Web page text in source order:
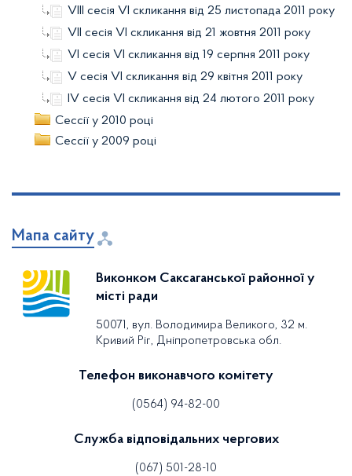
VІІI сесія VІ cкликання від 25 листопада 2011 року
VІІ сесія VІ cкликання від 21 жовтня 2011 року
VІ сесія VІ cкликання від 19 серпня 2011 року
V сесія VІ скликання від 29 квітня 2011 року
ІV сесія VІ скликання від 24 лютого 2011 року
Сессії у 2010 році
Сессії у 2009 році
Мапа сайту
Виконком Саксаганської районної у
місті ради
50071, вул. Володимира Великого, 32 м.
Кривий Ріг, Дніпропетровська обл.
Телефон виконавчого комітету
(0564) 94-82-00
Служба відповідальних чергових
(067) 501-28-10